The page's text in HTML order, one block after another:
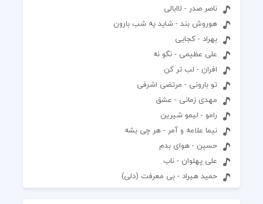
ناصر صدر - لاابالی
هوروش بند - شاید یه شب بارون
بهراد - کجایی
علی عظیمی - نگو نه
افران - لب تر کن
تو بارونی - مرتضی اشرفی
مهدی زمانی - عشق
رامو - لیمو شیرین
نیما علامه و آمر - هر چی بشه
حسین - هوای بدم
علی پهلوان - ناب
حمید هیراد - بی معرفت (دلی)